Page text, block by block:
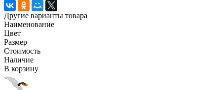
Другие варианты товара
Наименование
Цвет
Размер
Стоимость
Наличие
В корзину